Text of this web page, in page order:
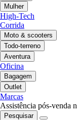
Mulher
High-Tech
Corrida
Moto & scooters
Todo-terreno
Aventura
Oficina
Bagagem
Outlet
Marcas
Assistência pós-venda
Pesquisar